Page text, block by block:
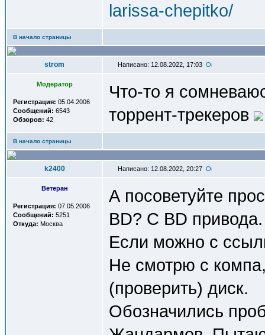
larissa-chepitko/
В начало страницы
strom Написано: 12.08.2022, 17:03
Модератор
Регистрация: 05.04.2006
Сообщений: 6543
Обзоров: 42
Что-то я
торрент-трекеров
В начало страницы
k2400 Написано: 12.08.2022, 20:27
Ветеран
Регистрация: 07.05.2006
Сообщений: 5251
Откуда: Москва
А посоветуйте
BD? С BD привода.
Если можно с
Не смотрю с
(проверить) диск.
Обозначились